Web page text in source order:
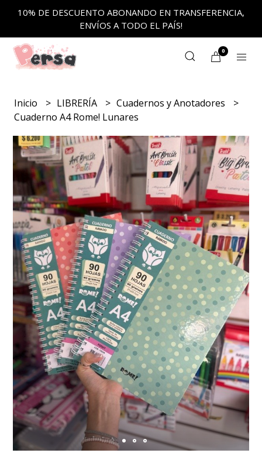
10% DE DESCUENTO ABONANDO EN TRANSFERENCIA,
ENVÍOS A TODO EL PAÍS!
0
Inicio LIBRERÍA
Cuadernos y Anotadores
Cuaderno A4 Rome! Lunares